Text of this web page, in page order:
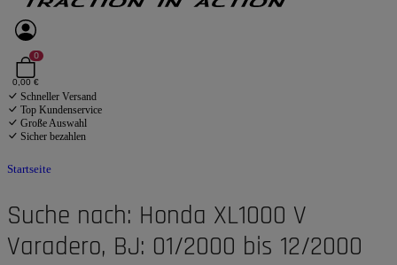
0
0,00 €
Schneller Versand
Top Kundenservice
Große Auswahl
Sicher bezahlen
Startseite
Suche nach: Honda XL1000 V
Varadero, BJ: 01/2000 bis 12/2000